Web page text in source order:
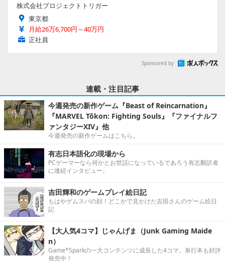
株式会社プロジェクトトリガー
東京都
月給26万6,700円～40万円
正社員
Sponsored by
連載・注目記事
今週発売の新作ゲーム『Beast of Reincarnation』
『MARVEL Tōkon: Fighting Souls』『ファイナルフ
ァンタジーXIV』他
今週発売の新作ゲームはこちら。
有志日本語化の現場から
PCゲーマーなら何かとお世話になっているであろう有志翻訳者
に連続インタビュー。
吉田輝和のゲームプレイ絵日記
もはやゲムスパの顔！どこかで見かけた吉田さんのゲーム絵日
記
【大人気4コマ】じゃんげま（Junk Gaming Maide
n）
Game*Sparkの一大コンテンツに成長した4コマ。単行本も好評
発売中！